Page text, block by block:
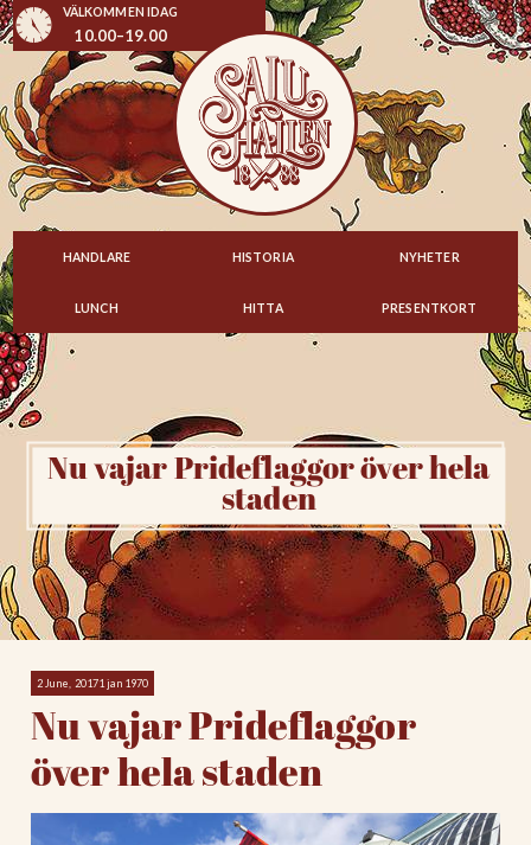
VÄLKOMMEN IDAG
10.00–19.00
HANDLARE HISTORIA NYHETER
LUNCH HITTA PRESENTKORT
Nu vajar Prideflaggor över hela
staden
2 June, 20171 jan 1970
Nu vajar Prideflaggor
över hela staden